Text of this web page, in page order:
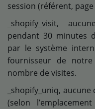
session (référent,
_shopify_visit,
pendant 30 minutes
par le système
fournisseur de
nombre de visites.
_shopify_uniq,
(selon